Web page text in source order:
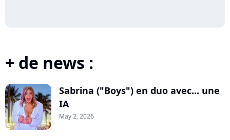
+ de news :
Sabrina ("Boys") en duo avec... une
IA
May 2, 2026